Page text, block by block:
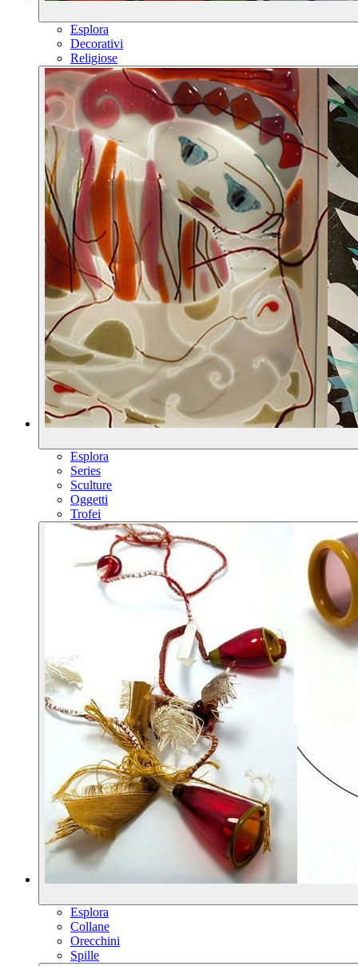
Esplora
Decorativi
Religiose
Esplora
Series
Sculture
Oggetti
Trofei
Esplora
Collane
Orecchini
Spille